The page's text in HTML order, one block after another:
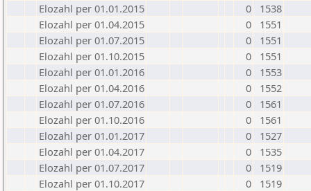
Elozahl per 01.01.2015
0
1538
Elozahl per 01.04.2015
0
1551
Elozahl per 01.07.2015
0
1551
Elozahl per 01.10.2015
0
1551
Elozahl per 01.01.2016
0
1553
Elozahl per 01.04.2016
0
1552
Elozahl per 01.07.2016
0
1561
Elozahl per 01.10.2016
0
1561
Elozahl per 01.01.2017
0
1527
Elozahl per 01.04.2017
0
1535
Elozahl per 01.07.2017
0
1519
Elozahl per 01.10.2017
0
1519